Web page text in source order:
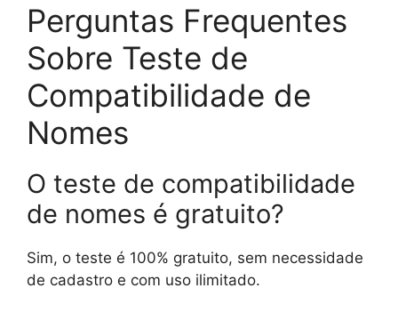
Perguntas Frequentes
Sobre Teste de
Compatibilidade de
Nomes
O teste de compatibilidade
de nomes é gratuito?
Sim, o teste é 100% gratuito, sem necessidade
de cadastro e com uso ilimitado.